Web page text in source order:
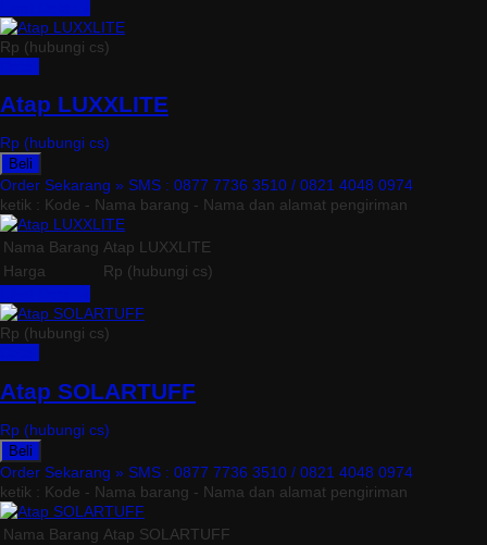
Rp (hubungi cs)
Atap LUXXLITE
Rp (hubungi cs)
Beli
Order Sekarang » SMS : 0877 7736 3510 / 0821 4048 0974
ketik : Kode - Nama barang - Nama dan alamat pengiriman
Nama Barang Atap LUXXLITE
Harga
Rp (hubungi cs)
Rp (hubungi cs)
Atap SOLARTUFF
Rp (hubungi cs)
Beli
Order Sekarang » SMS : 0877 7736 3510 / 0821 4048 0974
ketik : Kode - Nama barang - Nama dan alamat pengiriman
Nama Barang Atap SOLARTUFF